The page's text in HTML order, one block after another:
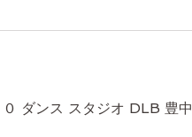
ダンス スタジオ DLB 豊中